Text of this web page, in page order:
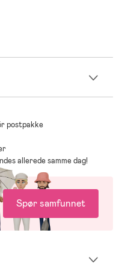
postpakke
allerede samme dag!
Spør samfunnet